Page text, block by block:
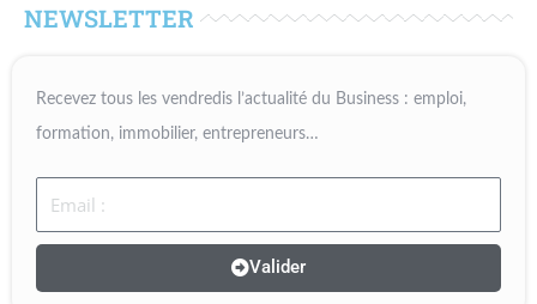
NEWSLETTER
Recevez tous les vendredis l’actualité du Business : emploi,
formation, immobilier, entrepreneurs…
Email
Valider